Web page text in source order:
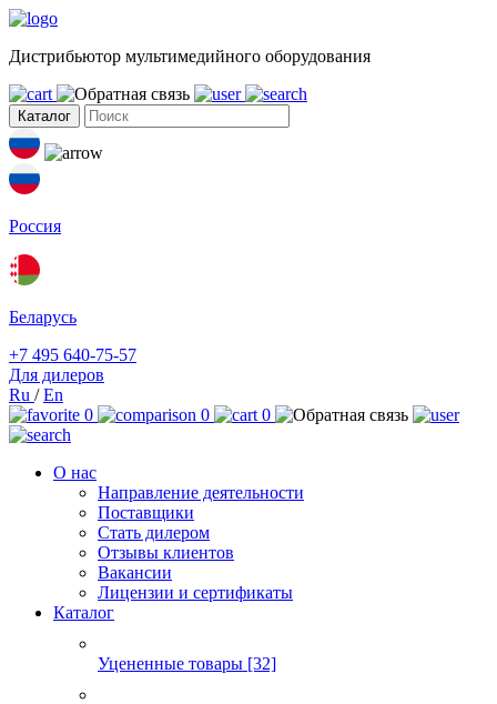
Дистрибьютор мультимедийного оборудования
Каталог
Россия
Беларусь
+7 495 640-75-57
Для дилеров
Ru /En
0
0 0
О нас
Направление деятельности
Поставщики
Стать дилером
Отзывы клиентов
Вакансии
Лицензии и сертификаты
Каталог
Уцененные товары [32]